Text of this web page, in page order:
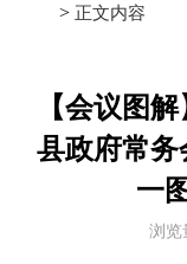
> 正文内容
【会议图
县政府常
一
浏览